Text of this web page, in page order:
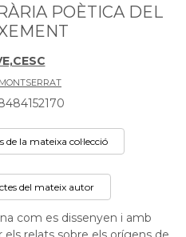
POÈTICA DEL
la mateixa col·lecció
del mateix autor
com es dissenyen i amb